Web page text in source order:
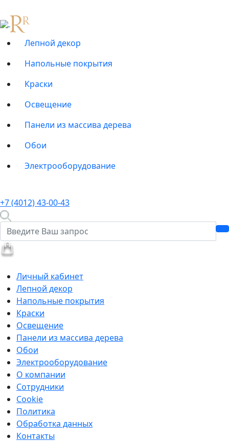
Лепной декор
Напольные покрытия
Краски
Освещение
Панели из массива дерева
Обои
Электрооборудование
+7 (4012) 43-00-43
Личный кабинет
Лепной декор
Напольные покрытия
Краски
Освещение
Панели из массива дерева
Обои
Электрооборудование
О компании
Сотрудники
Cookie
Политика
Обработка данных
Контакты